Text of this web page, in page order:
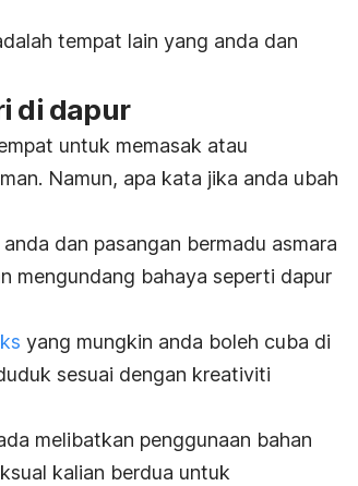
tempat lain yang anda dan
di dapur
untuk memasak atau
Namun, apa kata jika anda ubah
dan pasangan bermadu asmara
mengundang bahaya seperti dapur
yang mungkin anda boleh cuba di
sesuai dengan kreativiti
melibatkan penggunaan bahan
kalian berdua untuk